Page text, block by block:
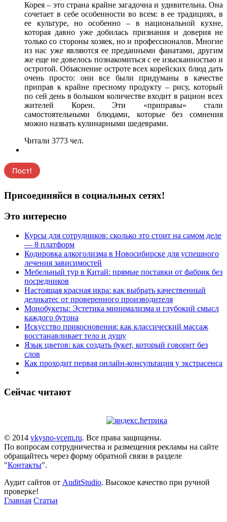
Корея – это страна крайне загадочна и удивительна. Она
сочетает в себе особенности во всем: в ее традициях, в
ее культуре, но особенно – в национальной кухне,
которая давно уже добилась признания и доверия не
только со стороны хозяек, но и профессионалов. Многие
из нас уже являются ее преданными фанатами, другим
же еще не довелось познакомиться с ее изысканностью и
остротой. Объяснение остроте всех корейских блюд дать
очень просто: они все были придуманы в качестве
приправ к крайне пресному продукту – рису, который
по сей день в большом количестве входит в рацион всех
жителей Кореи. Эти «приправы» стали
самостоятельными блюдами, которые без сомнения
можно назвать кулинарными шедеврами.
Читали 3773 чел.
Присоединяйся в социальных сетях!
Это интересно
Курсы для сотрудников: сколько это стоит на самом деле
— 8 платформ
Кодировка алкоголизма в Новосибирске для успешного
лечения зависимостей
Мебельный тур в Китай: прямые поставки от фабрик без
посредников
Настоящая красная икра: как выбрать качественный
деликатес от проверенного производителя
Монобукеты: Эстетика минимализма и глубокий смысл
каждого бутона
Искусство прикосновения: как классический массаж
восстанавливает тело и душу
Язык цветов: как создать букет, который говорит без
слов
Как проходит первая онлайн-консультация у экстрасенса
Сейчас читают
© 2014 vkysno-vcem.ru. Все права защищены.
По вопросам сотрудничества и размещения рекламы на сайте
обращайтесь через форму обратной связи в разделе
"Контакты".
Аудит сайтов от AuditStudio. Высокое качество при ручной
проверке!
Главная Статьи